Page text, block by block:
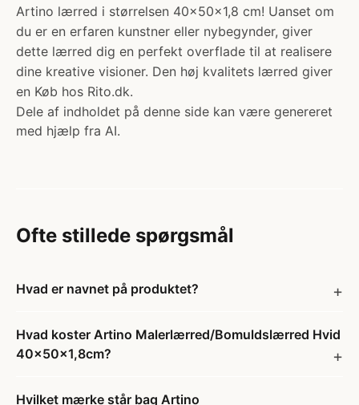
Artino lærred i størrelsen 40x50x1,8 cm! Uanset om
du er en erfaren kunstner eller nybegynder, giver
dette lærred dig en perfekt overflade til at realisere
dine kreative visioner. Den høj kvalitets lærred giver
en Køb hos Rito.dk.
Dele af indholdet på denne side kan være genereret
med hjælp fra AI.
Ofte stillede spørgsmål
Hvad er navnet på produktet?
Hvad koster Artino Malerlærred/Bomuldslærred Hvid
40x50x1,8cm?
Hvilket mærke står bag Artino